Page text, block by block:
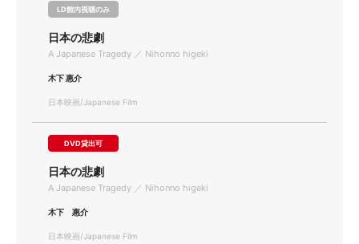
LD館内視聴のみ
日本の悲劇
A Japanese Tragedy ／ Nihonno higeki
木下 惠介
日本映画/Japanese Film
DVD貸出可
日本の悲劇
A Japanese Tragedy ／ Nihonno higeki
木下 惠介
日本映画/Japanese Film